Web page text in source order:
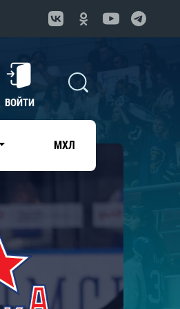
ВОЙТИ
МХЛ